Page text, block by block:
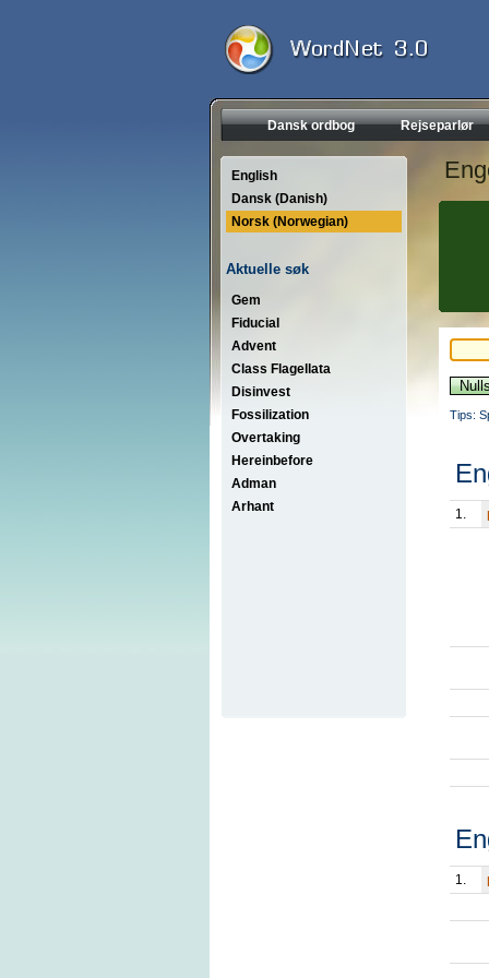
Dansk ordbog Rejseparlør
English
Dansk (Danish)
Norsk (Norwegian)
Aktuelle søk
Gem
Fiducial
Advent
Class Flagellata
Disinvest
Fossilization
Overtaking
Hereinbefore
Adman
Arhant
Tips:
1.
1.